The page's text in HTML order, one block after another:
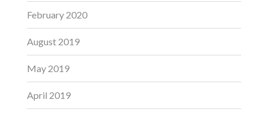
February 2020
August 2019
May 2019
April 2019